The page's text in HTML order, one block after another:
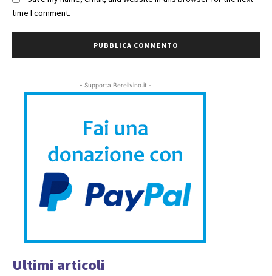
time I comment.
- Supporta Bereilvino.it -
Ultimi articoli